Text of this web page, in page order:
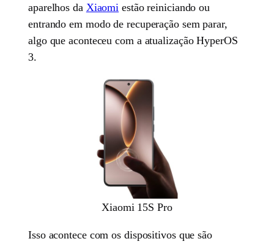
aparelhos da Xiaomi estão reiniciando ou
entrando em modo de recuperação sem parar,
algo que aconteceu com a atualização HyperOS
3.
Xiaomi 15S Pro
Isso acontece com os dispositivos que são